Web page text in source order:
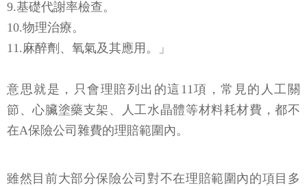
9.基礎代謝率檢查。
10.物理治療。
11.麻醉劑、氧氣及其應用。」
意思就是，只會理賠列出的這11項，常見的人工關
節、心臟塗藥支架、人工水晶體等材料耗材費，都不
在A保險公司雜費的理賠範圍內。
雖然目前大部分保險公司對不在理賠範圍內的項目多